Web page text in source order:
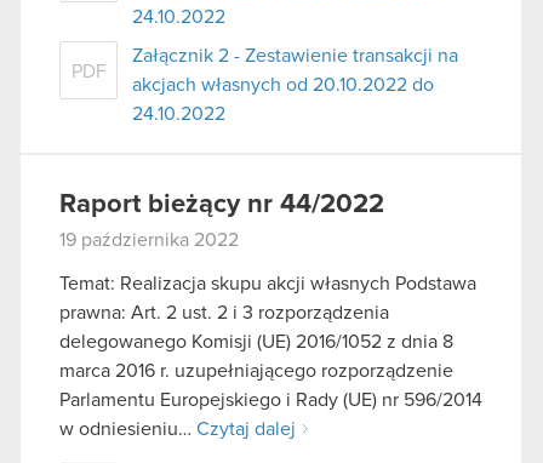
24.10.2022
PDF
Załącznik 2 - Zestawienie transakcji na
akcjach własnych od 20.10.2022 do
24.10.2022
Raport bieżący nr 44/2022
19 października 2022
Temat: Realizacja skupu akcji własnych Podstawa
prawna: Art. 2 ust. 2 i 3 rozporządzenia
delegowanego Komisji (UE) 2016/1052 z dnia 8
marca 2016 r. uzupełniającego rozporządzenie
Parlamentu Europejskiego i Rady (UE) nr 596/2014
w odniesieniu… Czytaj dalej